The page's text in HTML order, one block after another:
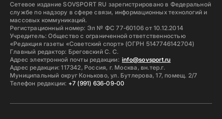
Сетевое издание SOVSPORT RU зарегистрировано в Федеральной
службе по надзору в сфере связи, информационных технологий и
массовых коммуникаций.
Регистрационный номер: Эл № ФС 77-60106 от 10.12.2014
Учредитель: Общество с ограниченной ответственностью
«Редакция газеты «Советский спорт» (ОГРН 5147746142704)
Главный редактор: Бреговский С. С.
Адрес электронной почты редакции: info@sovsport.ru
Адрес редакции: 117342, Россия, г. Москва, вн.тер.г.
Муниципальный округ Коньково, ул. Бутлерова, 17, помещ. 2/7
Телефон редакции: +7 (991) 636-09-00